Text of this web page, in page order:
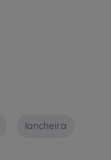
lancheira